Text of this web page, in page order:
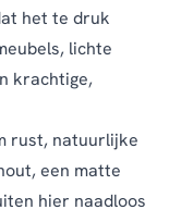
het te druk
lichte
krachtige,
rust, natuurlijke
een matte
hier naadloos